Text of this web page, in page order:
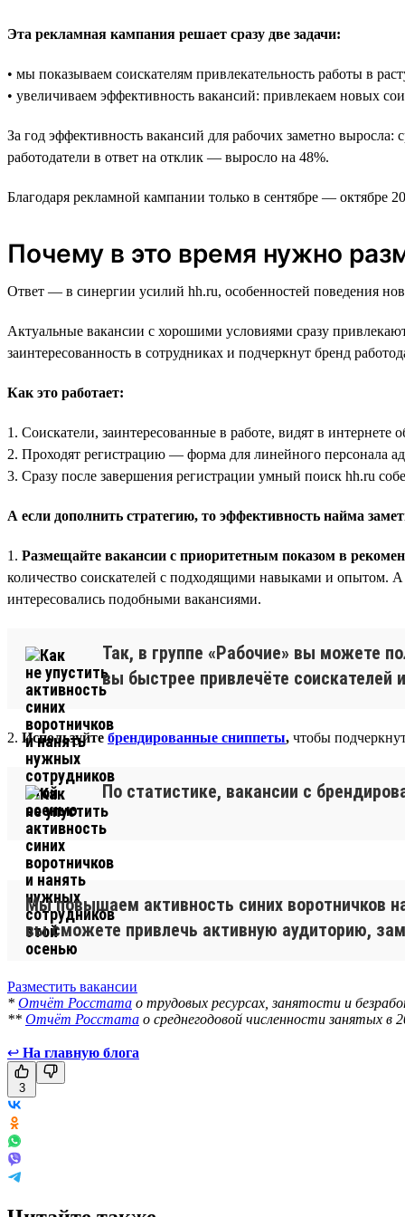
Эта рекламная кампания решает сразу две задачи:
• мы показываем соискателям привлекательность работы в
• увеличиваем эффективность вакансий: привлекаем новых
За год эффективность вакансий для рабочих заметно
работодатели в ответ на отклик — выросло на 48%.
Благодаря рекламной кампании только в сентябре — октябре
Почему в это время нужно
Ответ — в синергии усилий hh.ru, особенностей поведения
Актуальные вакансии с хорошими условиями сразу
заинтересованность в сотрудниках и подчеркнут бренд
Как это работает:
1. Соискатели, заинтересованные в работе, видят в интернете
2. Проходят регистрацию — форма для линейного персонала
3. Сразу после завершения регистрации умный поиск hh.ru
А если дополнить стратегию, то эффективность найма
1. Размещайте вакансии с приоритетным показом в
количество соискателей с подходящими навыками и опытом.
интересовались подобными вакансиями.
Так, в группе «Рабочие» вы можете
вы быстрее привлечёте соискателей
2. Используйте брендированные сниппеты, чтобы
По статистике, вакансии с
.
Мы повышаем активность синих воротничков
вы сможете привлечь активную аудиторию,
Разместить вакансии
* Отчёт Росстата о трудовых ресурсах, занятости и
** Отчёт Росстата о среднегодовой численности занятых в
↩ На главную блога
3